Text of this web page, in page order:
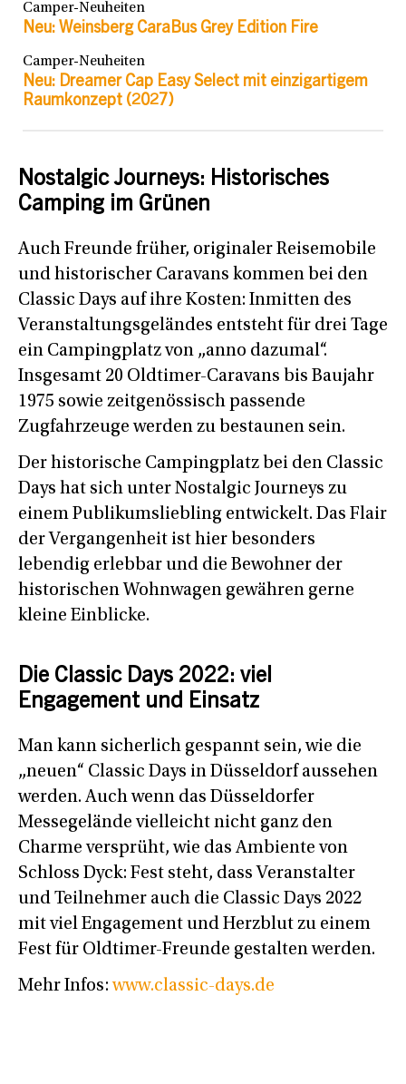
Camper-Neuheiten
Neu: Weinsberg CaraBus Grey Edition Fire
Camper-Neuheiten
Neu: Dreamer Cap Easy Select mit einzigartigem
Raumkonzept (2027)
Nostalgic Journeys: Historisches
Camping im Grünen
Auch Freunde früher, originaler Reisemobile
und historischer Caravans kommen bei den
Classic Days auf ihre Kosten: Inmitten des
Veranstaltungsgeländes entsteht für drei Tage
ein Campingplatz von „anno dazumal“.
Insgesamt 20 Oldtimer-Caravans bis Baujahr
1975 sowie zeitgenössisch passende
Zugfahrzeuge werden zu bestaunen sein.
Der historische Campingplatz bei den Classic
Days hat sich unter Nostalgic Journeys zu
einem Publikumsliebling entwickelt. Das Flair
der Vergangenheit ist hier besonders
lebendig erlebbar und die Bewohner der
historischen Wohnwagen gewähren gerne
kleine Einblicke.
Die Classic Days 2022: viel
Engagement und Einsatz
Man kann sicherlich gespannt sein, wie die
„neuen“ Classic Days in Düsseldorf aussehen
werden. Auch wenn das Düsseldorfer
Messegelände vielleicht nicht ganz den
Charme versprüht, wie das Ambiente von
Schloss Dyck: Fest steht, dass Veranstalter
und Teilnehmer auch die Classic Days 2022
mit viel Engagement und Herzblut zu einem
Fest für Oldtimer-Freunde gestalten werden.
Mehr Infos:www.classic-days.de